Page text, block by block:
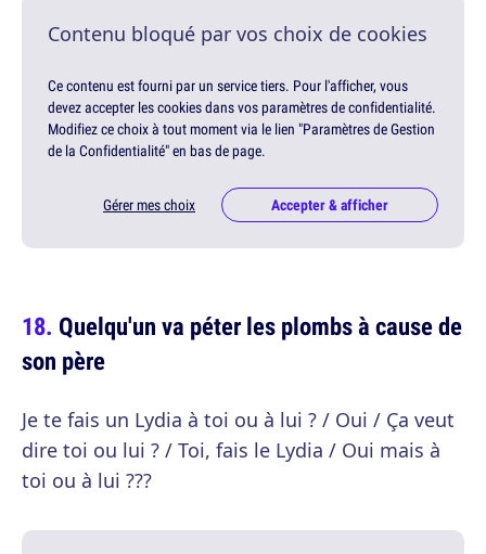
Contenu bloqué par vos choix de cookies
Ce contenu est fourni par un service tiers. Pour l'afficher, vous
devez accepter les cookies dans vos paramètres de confidentialité.
Modifiez ce choix à tout moment via le lien "Paramètres de Gestion
de la Confidentialité" en bas de page.
Gérer mes choix Accepter & afficher
Quelqu'un va péter les plombs à cause de
son père
Je te fais un Lydia à toi ou à lui ? / Oui / Ça veut
dire toi ou lui ? / Toi, fais le Lydia / Oui mais à
toi ou à lui ???